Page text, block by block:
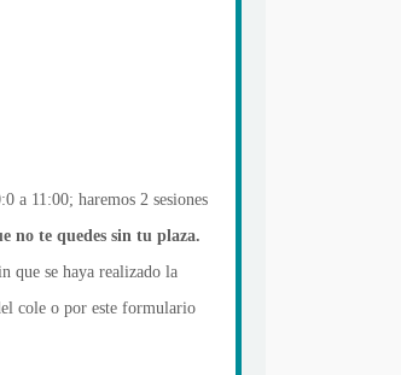
a 11:00; haremos 2 sesiones
no te quedes sin tu plaza.
que se haya realizado la
cole o por este formulario